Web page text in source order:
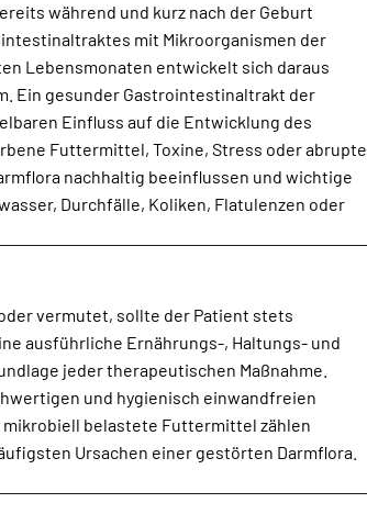
während und kurz nach der Geburt
mit Mikroorganismen der
Lebensmonaten entwickelt sich daraus
Ein gesunder Gastrointestinaltrakt der
Einfluss auf die Entwicklung des
Futtermittel, Toxine, Stress oder abrupte
nachhaltig beeinflussen und wichtige
Durchfälle, Koliken, Flatulenzen oder
vermutet, sollte der Patient stets
ausführliche Ernährungs-, Haltungs- und
jeder therapeutischen Maßnahme.
und hygienisch einwandfreien
belastete Futtermittel zählen
Ursachen einer gestörten Darmflora.
Eine direkte Supplementierung
prausnitzii oder Blautia ist
komplexen Wechselwirkungen innerhalb
erforderlich. Ziel therapeutischer
Eingriff in einzelne Keime, sondern die